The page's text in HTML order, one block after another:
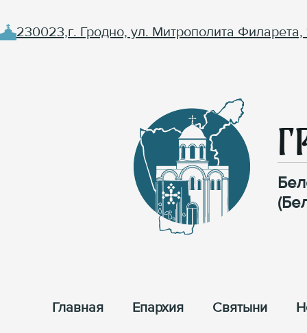
230023,г. Гродно, ул. Митрополита Филарета,
Главная Епархия Cвятыни